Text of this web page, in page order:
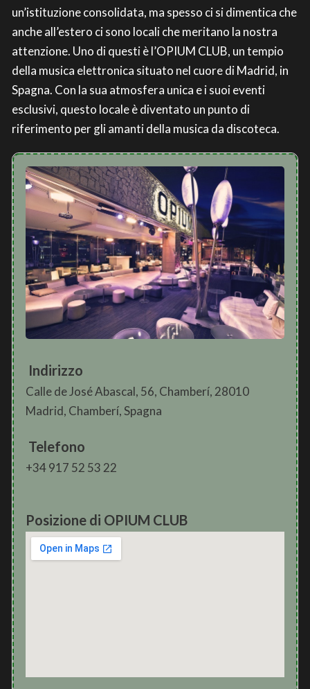
un’istituzione consolidata, ma spesso ci si dimentica che
anche all’estero ci sono locali che meritano la nostra
attenzione. Uno di questi è l’OPIUM CLUB, un tempio
della musica elettronica situato nel cuore di Madrid, in
Spagna. Con la sua atmosfera unica e i suoi eventi
esclusivi, questo locale è diventato un punto di
riferimento per gli amanti della musica da discoteca.
Indirizzo
Calle de José Abascal, 56, Chamberí, 28010
Madrid, Chamberí, Spagna
Telefono
+34 917 52 53 22
Posizione di OPIUM CLUB